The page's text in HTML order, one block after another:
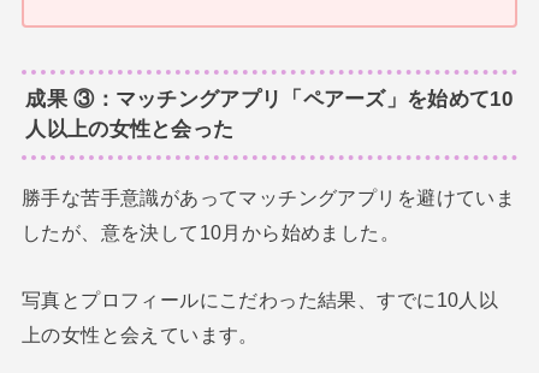
成果 ③：マッチングアプリ「ペアーズ」を始めて10
人以上の女性と会った
勝手な苦手意識があってマッチングアプリを避けていま
したが、意を決して10月から始めました。
写真とプロフィールにこだわった結果、すでに10人以
上の女性と会えています。